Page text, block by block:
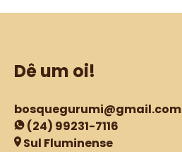
Dê um oi!
bosquegurumi@gmail.com
(24) 99231-7116
Sul Fluminense